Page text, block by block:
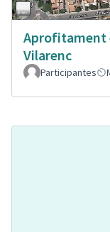
Aprofitament
Vilarenc
Participantes